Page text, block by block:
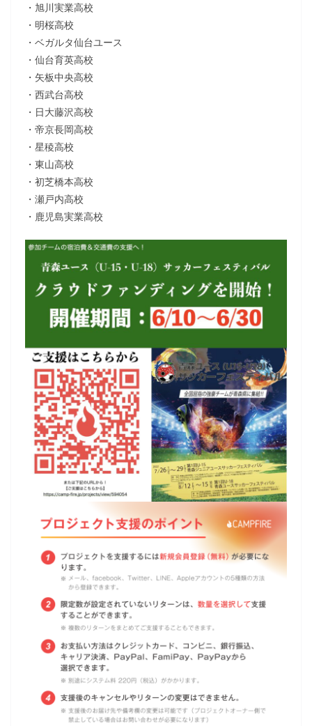
・旭川実業高校
・明桜高校
・ベガルタ仙台ユース
・仙台育英高校
・矢板中央高校
・西武台高校
・日大藤沢高校
・帝京長岡高校
・星稜高校
・東山高校
・初芝橋本高校
・瀬戸内高校
・鹿児島実業高校